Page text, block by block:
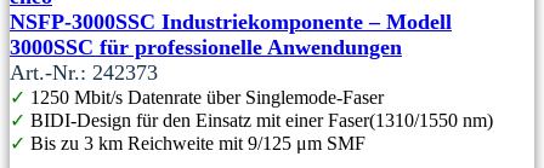
NSFP-3000SSC Industriekomponente – Modell
3000SSC für professionelle Anwendungen
Art.-Nr.: 242373
✓ 1250 Mbit/s Datenrate über Singlemode-Faser
✓ BIDI-Design für den Einsatz mit einer Faser(1310/1550 nm)
✓ Bis zu 3 km Reichweite mit 9/125 μm SMF